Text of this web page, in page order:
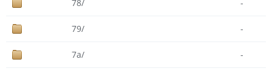
78/ -
79/ -
7a/ -